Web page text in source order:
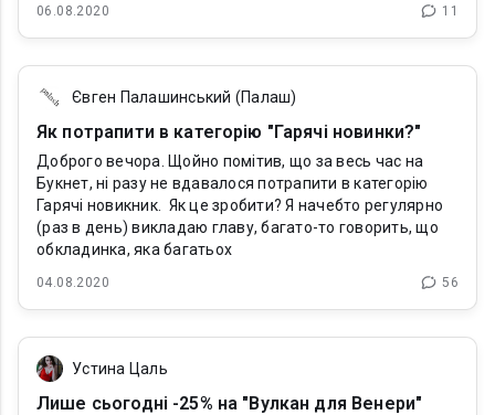
06.08.2020 11
Євген Палашинський (Палаш)
Як потрапити в категорію "Гарячі новинки?"
Доброго вечора. Щойно помітив, що за весь час на
Букнет, ні разу не вдавалося потрапити в категорію
Гарячі новикник. Як це зробити? Я начебто регулярно
(раз в день) викладаю главу, багато-то говорить, що
обкладинка, яка багатьох
04.08.2020 56
Устина Цаль
Лише сьогодні -25% на "Вулкан для Венери"